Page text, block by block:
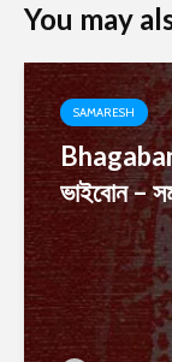
You may
SAMARESH
ভাইবোন –